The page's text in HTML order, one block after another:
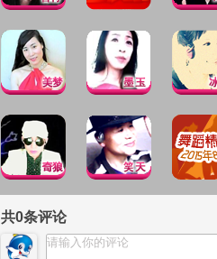
共0条评论